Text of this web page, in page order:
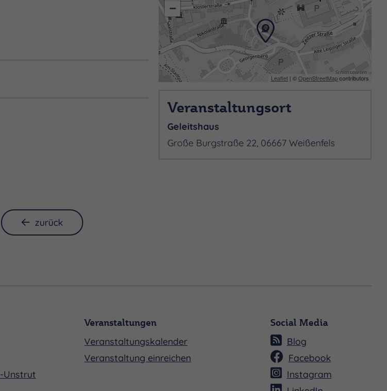
−
Leaflet| ©OpenStreetMapcontributors
Veranstaltungsort
Geleitshaus
Große Burgstraße 22, 06667 Weißenfels
zurück
Unstrut
Veranstaltungen
Veranstaltungskalender
Veranstaltung einreichen
Social Media
Blog
Facebook
Instagram